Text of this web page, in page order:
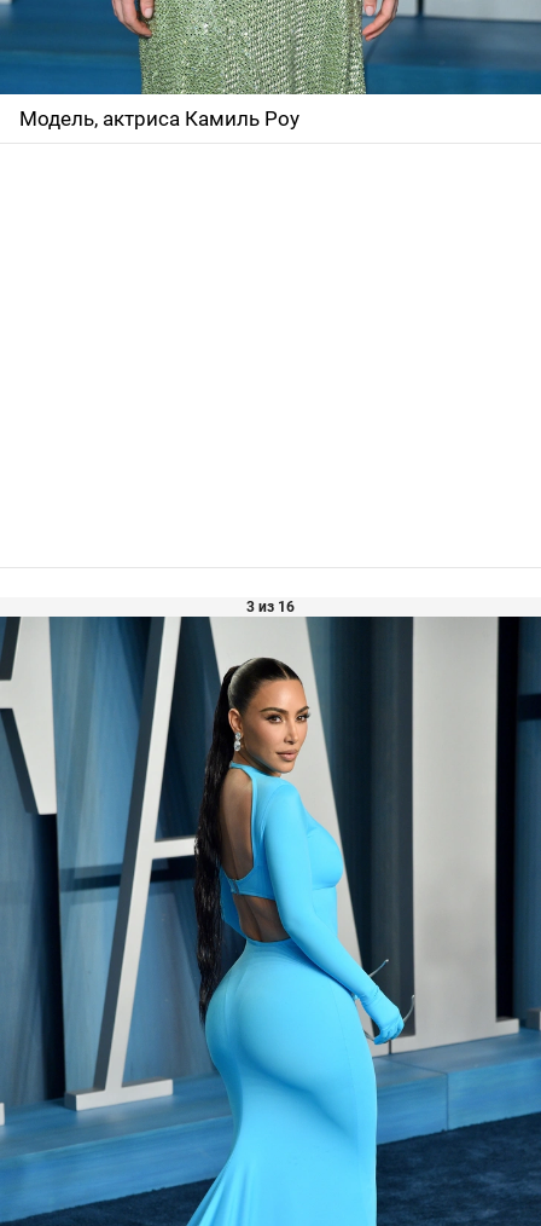
Модель, актриса Камиль Роу
3 из 16